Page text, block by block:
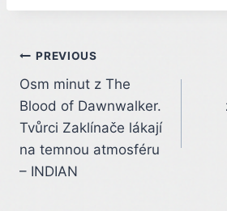
Post
navigation
PREVIOUS
Osm minut z The
Blood of Dawnwalker.
Tvůrci Zaklínače lákají
na temnou atmosféru
– INDIAN